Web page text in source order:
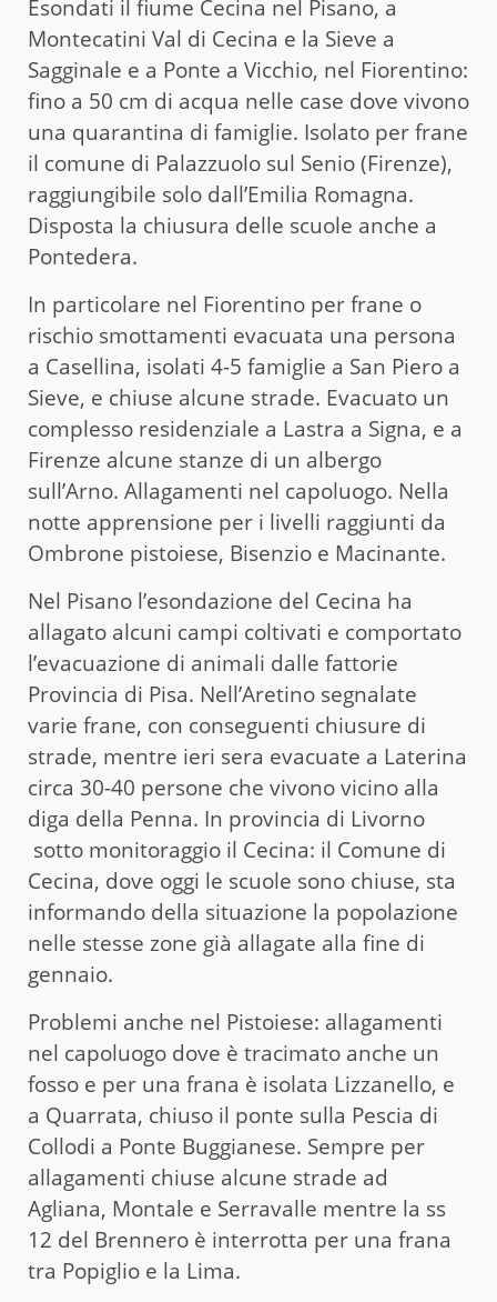
Esondati il fiume Cecina nel Pisano, a
Montecatini Val di Cecina e la Sieve a
Sagginale e a Ponte a Vicchio, nel Fiorentino:
fino a 50 cm di acqua nelle case dove vivono
una quarantina di famiglie. Isolato per frane
il comune di Palazzuolo sul Senio (Firenze),
raggiungibile solo dall’Emilia Romagna.
Disposta la chiusura delle scuole anche a
Pontedera.
In particolare nel Fiorentino per frane o
rischio smottamenti evacuata una persona
a Casellina, isolati 4-5 famiglie a San Piero a
Sieve, e chiuse alcune strade. Evacuato un
complesso residenziale a Lastra a Signa, e a
Firenze alcune stanze di un albergo
sull’Arno. Allagamenti nel capoluogo. Nella
notte apprensione per i livelli raggiunti da
Ombrone pistoiese, Bisenzio e Macinante.
Nel Pisano l’esondazione del Cecina ha
allagato alcuni campi coltivati e comportato
l’evacuazione di animali dalle fattorie
Provincia di Pisa. Nell’Aretino segnalate
varie frane, con conseguenti chiusure di
strade, mentre ieri sera evacuate a Laterina
circa 30-40 persone che vivono vicino alla
diga della Penna. In provincia di Livorno
sotto monitoraggio il Cecina: il Comune di
Cecina, dove oggi le scuole sono chiuse, sta
informando della situazione la popolazione
nelle stesse zone già allagate alla fine di
gennaio.
Problemi anche nel Pistoiese: allagamenti
nel capoluogo dove è tracimato anche un
fosso e per una frana è isolata Lizzanello, e
a Quarrata, chiuso il ponte sulla Pescia di
Collodi a Ponte Buggianese. Sempre per
allagamenti chiuse alcune strade ad
Agliana, Montale e Serravalle mentre la ss
12 del Brennero è interrotta per una frana
tra Popiglio e la Lima.